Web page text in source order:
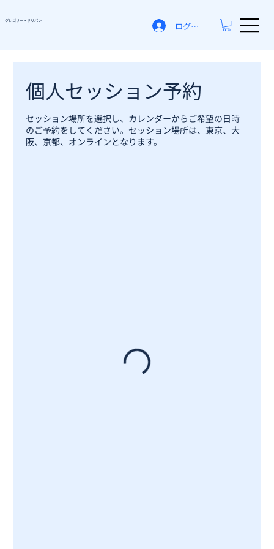
グレゴリー​・サリバン ログイン
個人セッション予約
セッション場所を選択し、カレンダーからご希望の日時
のご予約をしてください。セッション場所は、東京、大
阪、京都、オンラインとなります。